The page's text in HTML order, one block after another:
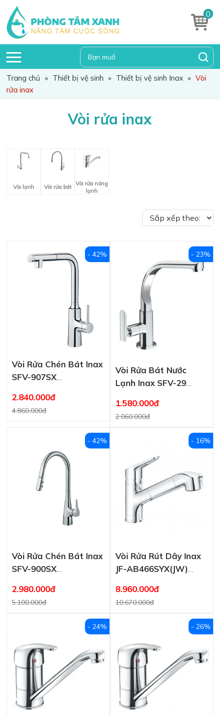
0
Trang chủ » Thiết bị vệ sinh » Thiết bị vệ sinh Inax » Vòi
rửa inax
Vòi rửa inax
Vòi lạnh Vòi rửa bát
Vòi rửa nóng
lạnh
Vòi Rửa Chén Bát Inax
SFV-907SX
Lạnh Rút Dây
2.840.000đ
4.860.000đ
- 42%
Vòi Rửa Bát Nước
Lạnh Inax SFV-29
1.580.000đ
2.060.000đ
- 23%
Vòi Rửa Chén Bát Inax
SFV-900SX
Lạnh Rút Dây
2.980.000đ
5.100.000đ
- 42%
Vòi Rửa Rút Dây Inax
JF-AB466SYX(JW)
8.960.000đ
10.670.000đ
- 16%
- 24% - 26%